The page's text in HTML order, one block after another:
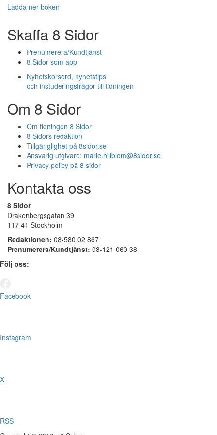
Ladda ner boken
Skaffa 8 Sidor
Prenumerera/Kundtjänst
8 Sidor som app
Nyhetskorsord, nyhetstips
och instuderingsfrågor till tidningen
Om 8 Sidor
Om tidningen 8 Sidor
8 Sidors redaktion
Tillgänglighet på 8sidor.se
Ansvarig utgivare: marie.hillblom@8sidor.se
Privacy policy på 8 sidor
Kontakta oss
8 Sidor
Drakenbergsgatan 39
117 41 Stockholm
Redaktionen: 08-580 02 867
Prenumerera/Kundtjänst: 08-121 060 38
Följ oss:
Facebook
Instagram
X
RSS